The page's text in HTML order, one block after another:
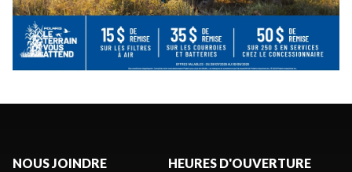
NOUS JOINDRE HEURES D'OUVERTURE